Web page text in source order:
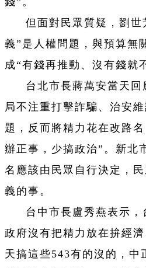
但面對民眾質疑，劉世
義”是人權問題，與預算無
成“有錢再推動、沒有錢就
台北市長蔣萬安當天
局不注重打擊詐騙、治安
題，反而將精力花在改路
辦正事，少搞政治”。新北
名應該由民眾自行決定，
義的事。
台中市長盧秀燕表示，
政府沒有把精力放在拚經
天搞這些543有的沒的，中